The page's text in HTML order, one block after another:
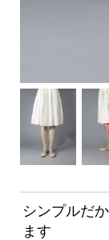
シンプルだ
ます